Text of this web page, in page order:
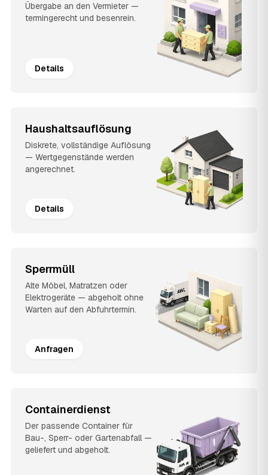
Übergabe an den Vermieter —
termingerecht und besenrein.
Details
Haushaltsauflösung
Diskrete, vollständige Auflösung
— Wertgegenstände werden
angerechnet.
Details
Sperrmüll
Alte Möbel, Matratzen oder
Elektrogeräte — abgeholt ohne
Warten auf den Abfuhrtermin.
Anfragen
Containerdienst
Der passende Container für
Bau-, Sperr- oder Gartenabfall —
geliefert und abgeholt.